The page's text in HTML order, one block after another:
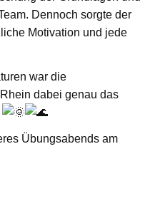
Dennoch sorgte der
Motivation und jede
war die
dabei genau das
Übungsabends am